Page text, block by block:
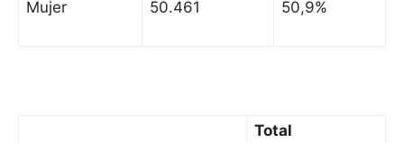
Mujer 50.461 50,9%
Total